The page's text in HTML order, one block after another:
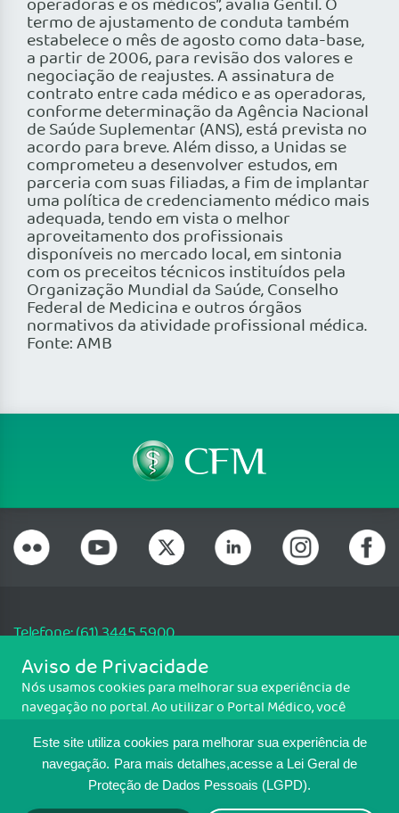
Este site utiliza cookies para melhorar sua experiência de
navegação. Para mais detalhes,acesse a Lei Geral de
Proteção de Dados Pessoais (LGPD).
operadoras e os médicos”, avalia Gentil. O
termo de ajustamento de conduta também
estabelece o mês de agosto como data-base,
a partir de 2006, para revisão dos valores e
negociação de reajustes. A assinatura de
contrato entre cada médico e as operadoras,
conforme determinação da Agência Nacional
de Saúde Suplementar (ANS), está prevista no
acordo para breve. Além disso, a Unidas se
comprometeu a desenvolver estudos, em
parceria com suas filiadas, a fim de implantar
uma política de credenciamento médico mais
adequada, tendo em vista o melhor
aproveitamento dos profissionais
disponíveis no mercado local, em sintonia
com os preceitos técnicos instituídos pela
Organização Mundial da Saúde, Conselho
Federal de Medicina e outros órgãos
normativos da atividade profissional médica.
Fonte: AMB
Telefone: (61) 3445 5900
Email: cfm@portalmedico.org.br
SGAS 616, Conjunto D, Lote 115, L2 Sul, Brasília/DF - CEP: 70200-760 -
CNPJ: 33.583.550/0001-30
MAPA DO SITE
Aviso de Privacidade
Nós usamos cookies para melhorar sua experiência de
navegação no portal. Ao utilizar o Portal Médico, você
Para ter mais informações sobre como isso é feito, acesse
Política de cookies. Se você concorda, clique em ACEITO.